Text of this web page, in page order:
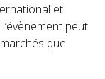
et
peut
que